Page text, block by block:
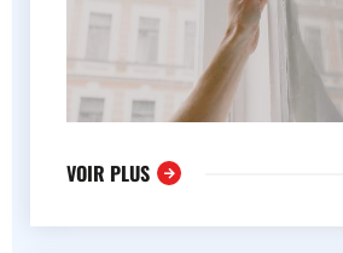
VOIR PLUS